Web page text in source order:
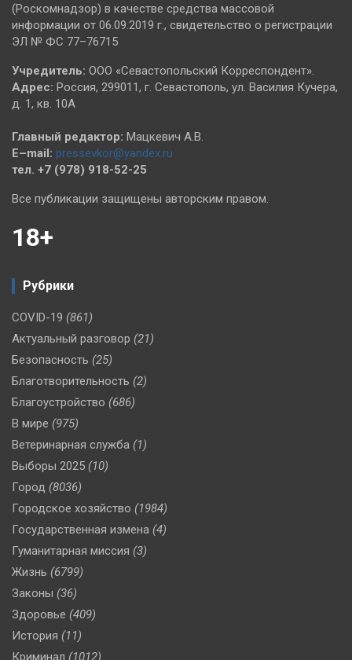
(Роскомнадзор) в качестве средства массовой
информации от 06.09.2019 г., свидетельство о регистрации
ЭЛ № ФС 77–76715
Учредитель: ООО «Севастопольский Корреспондент».
Адрес: Россия, 299011, г. Севастополь, ул. Василия Кучера,
д. 1, кв. 10А
Главный редактор: Мацкевич А.В.
E–mail: pressevkor@yandex.ru
тел. +7 (978) 918-52-25
Все публикации защищены авторским правом.
18+
Рубрики
COVID-19 (861)
Актуальный разговор (21)
Безопасность (25)
Благотворительность (2)
Благоустройство (686)
В мире (975)
Ветеринарная служба (1)
Выборы 2025 (10)
Город (8036)
Городское хозяйство (1984)
Государственная измена (4)
Гуманитарная миссия (3)
Жизнь (6799)
Законы (36)
Здоровье (409)
История (11)
Криминал (1012)